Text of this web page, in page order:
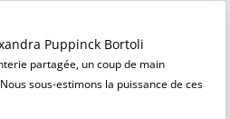
Puppinck Bortoli
partagée, un coup de main
sous-estimons la puissance de ces